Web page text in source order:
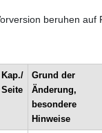
beruhen auf
Kap./
Seite
Grund der
Änderung,
besondere
Hinweise